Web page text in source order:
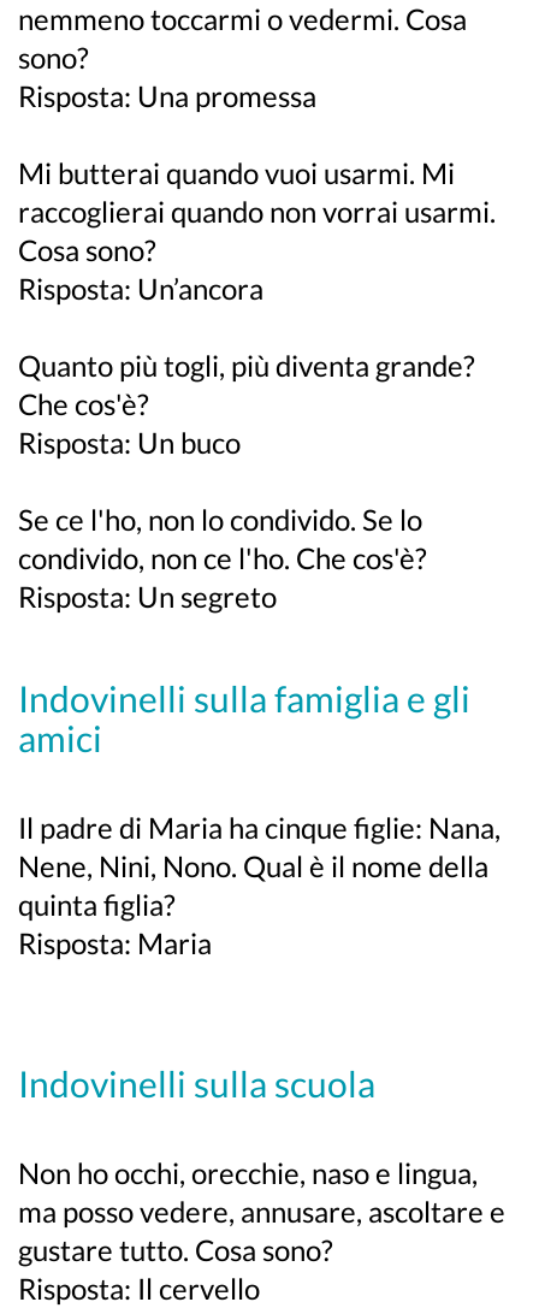
nemmeno toccarmi o vedermi. Cosa
sono?
Risposta: Una promessa
Mi butterai quando vuoi usarmi. Mi
raccoglierai quando non vorrai usarmi.
Cosa sono?
Risposta: Un’ancora
Quanto più togli, più diventa grande?
Che cos'è?
Risposta: Un buco
Se ce l'ho, non lo condivido. Se lo
condivido, non ce l'ho. Che cos'è?
Risposta: Un segreto
Indovinelli sulla famiglia e gli
amici
Il padre di Maria ha cinque figlie: Nana,
Nene, Nini, Nono. Qual è il nome della
quinta figlia?
Risposta: Maria
Indovinelli sulla scuola
Non ho occhi, orecchie, naso e lingua,
ma posso vedere, annusare, ascoltare e
gustare tutto. Cosa sono?
Risposta: Il cervello